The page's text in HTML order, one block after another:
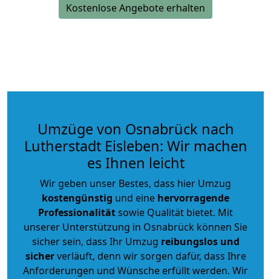
Kostenlose Angebote erhalten
Umzüge von Osnabrück nach
Lutherstadt Eisleben: Wir machen
es Ihnen leicht
Wir geben unser Bestes, dass hier Umzug
kostengünstig und eine hervorragende
Professionalitätsowie Qualität bietet. Mit
unserer Unterstützung in Osnabrück können Sie
sicher sein, dass Ihr Umzug reibungslos und
sicherverläuft, denn wir sorgen dafür, dass Ihre
Anforderungen und Wünsche erfüllt werden. Wir